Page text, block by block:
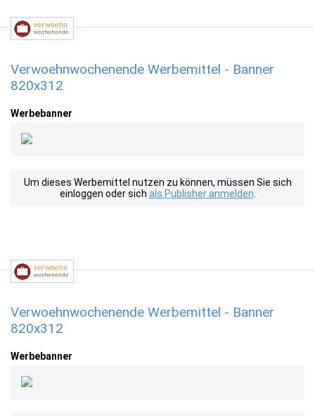
Verwoehnwochenende Werbemittel - Banner
820x312
Werbebanner
Um dieses Werbemittel nutzen zu können, müssen Sie sich
einloggen oder sich als Publisher anmelden
Verwoehnwochenende Werbemittel - Banner
820x312
Werbebanner